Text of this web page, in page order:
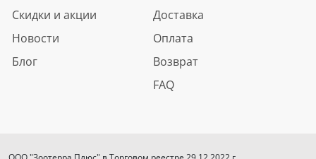
Скидки и акции
Новости
Блог
Доставка
Оплата
Возврат
FAQ